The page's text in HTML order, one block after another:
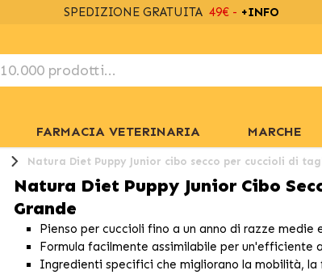
SPEDIZIONE GRATUITA 49€ - +INFO
FARMACIA VETERINARIA MARCHE
Natura Diet Puppy Junior cibo secco per cuccioli di
Natura Diet Puppy Junior Cibo
Grande
Pienso per cuccioli fino a un anno di razze medie
Formula facilmente assimilabile per un'efficiente
Ingredienti specifici che migliorano la mobilità,